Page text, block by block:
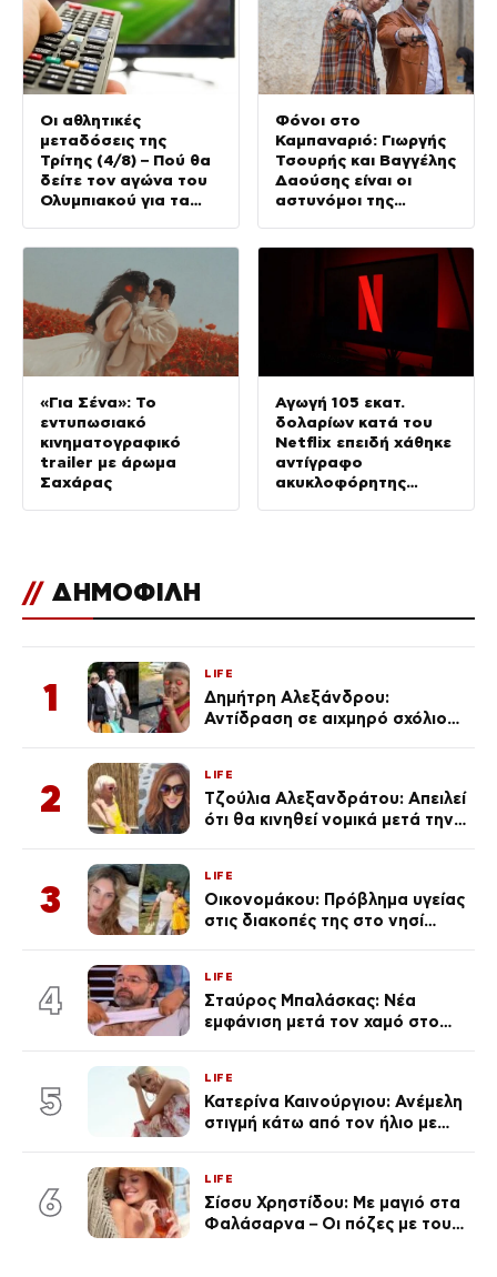
Οι αθλητικές
μεταδόσεις της
Τρίτης (4/8) – Πού θα
δείτε τον αγώνα του
Ολυμπιακού για τα
Φόνοι στο
Καμπαναριό: Γιωργής
Τσουρής και Βαγγέλης
Δαούσης είναι οι
αστυνόμοι της
«Για Σένα»: Το
εντυπωσιακό
κινηματογραφικό
trailer με άρωμα
Σαχάρας
Αγωγή 105 εκατ.
δολαρίων κατά του
Netflix επειδή χάθηκε
αντίγραφο
ακυκλοφόρητης
// ΔΗΜΟΦΙΛΗ
1
LIFE
Δημήτρη Αλεξάνδρου:
Αντίδραση σε αιχμηρό σχόλιο
2
LIFE
Τζούλια Αλεξανδράτου: Απειλεί
ότι θα κινηθεί νομικά μετά την
3
LIFE
Οικονομάκου: Πρόβλημα υγείας
στις διακοπές της στο νησί
4
LIFE
Σταύρος Μπαλάσκας: Νέα
εμφάνιση μετά τον χαμό στο
5
LIFE
Κατερίνα Καινούργιου: Ανέμελη
στιγμή κάτω από τον ήλιο με
6
LIFE
Σίσσυ Χρηστίδου: Με μαγιό στα
Φαλάσαρνα – Οι πόζες με τους